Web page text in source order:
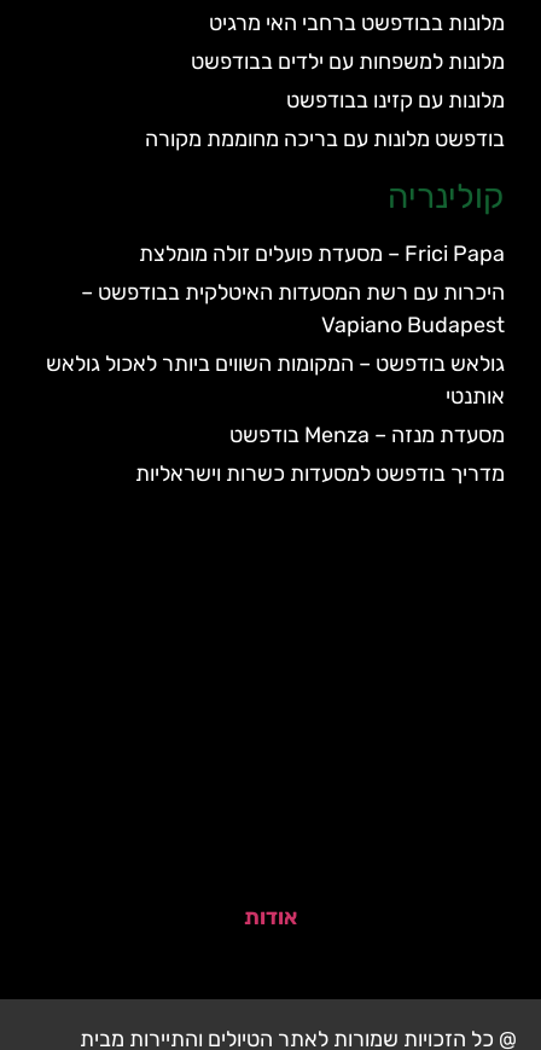
מלונות בבודפשט ברחבי האי מרגיט
מלונות למשפחות עם ילדים בבודפשט
מלונות עם קזינו בבודפשט
בודפשט מלונות עם בריכה מחוממת מקורה
קולינריה
Frici Papa – מסעדת פועלים זולה מומלצת
היכרות עם רשת המסעדות האיטלקית בבודפשט –
Vapiano Budapest
גולאש בודפשט – המקומות השווים ביותר לאכול גולאש
אותנטי
מסעדת מנזה – Menza בודפשט
מדריך בודפשט למסעדות כשרות וישראליות
אודות
@ כל הזכויות שמורות לאתר הטיולים והתיירות מבית